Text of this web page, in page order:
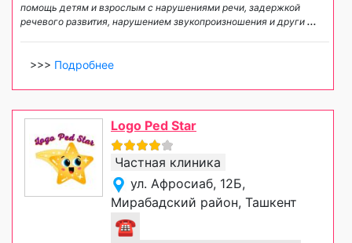
помощь детям и взрослым с нарушениями речи, задержкой
речевого развития, нарушением звукопроизношения и други ...
>>> Подробнее
Logo Ped Star
Частная клиника
ул. Афросиаб, 12Б,
Мирабадский район, Ташкент
☎